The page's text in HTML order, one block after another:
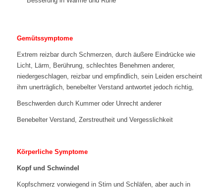
Gemütssymptome
Extrem reizbar durch Schmerzen, durch äußere Eindrücke wie
Licht, Lärm, Berührung, schlechtes Benehmen anderer,
niedergeschlagen, reizbar und empfindlich, sein Leiden erscheint
ihm unerträglich, benebelter Verstand antwortet jedoch richtig,
Beschwerden durch Kummer oder Unrecht anderer
Benebelter Verstand, Zerstreutheit und Vergesslichkeit
Körperliche Symptome
Kopf und Schwindel
Kopfschmerz vorwiegend in Stirn und Schläfen, aber auch in